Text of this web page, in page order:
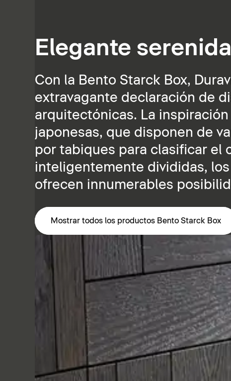
Elegante
Con la Bento Starck Box,
extravagante declaración de
arquitectónicas. La
japonesas, que disponen de
por tabiques para clasificar el
inteligentemente divididas,
ofrecen innumerables
Mostrar todos los productos Bento Starck Box